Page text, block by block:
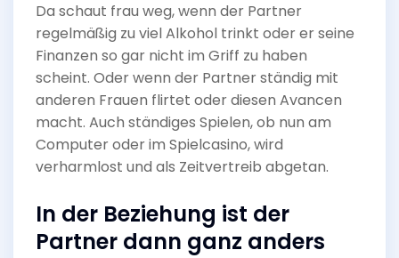
Da schaut frau weg, wenn der Partner
regelmäßig zu viel Alkohol trinkt oder er seine
Finanzen so gar nicht im Griff zu haben
scheint. Oder wenn der Partner ständig mit
anderen Frauen flirtet oder diesen Avancen
macht. Auch ständiges Spielen, ob nun am
Computer oder im Spielcasino, wird
verharmlost und als Zeitvertreib abgetan.
In der Beziehung ist der
Partner dann ganz anders